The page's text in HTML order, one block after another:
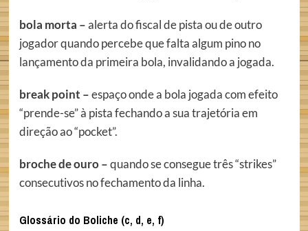
bola morta –alerta do fiscal de pista ou de outro
jogador quando percebe que falta algum pino no
lançamento da primeira bola, invalidando a jogada.
break point –espaço onde a bola jogada com efeito
“prende-se” à pista fechando a sua trajetória em
direção ao “pocket”.
broche de ouro –quando se consegue três “strikes”
consecutivos no fechamento da linha.
Glossário do Boliche (c, d, e, f)